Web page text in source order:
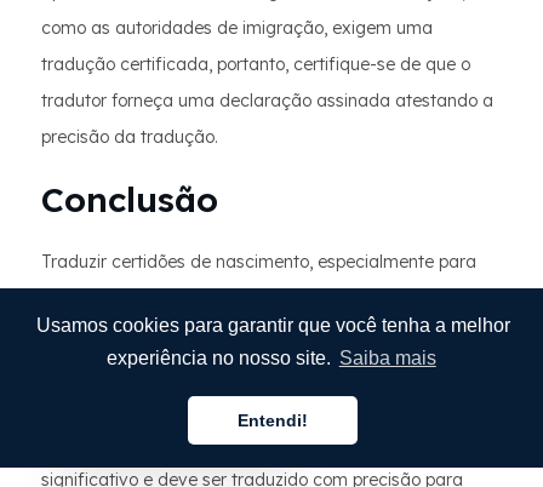
Usamos cookies para garantir que você tenha a melhor
experiência no nosso site. Saiba mais
Entendi!
como as autoridades de imigração, exigem uma
tradução certificada, portanto, certifique-se de que o
tradutor forneça uma declaração assinada atestando a
precisão da tradução.
Conclusão
Traduzir certidões de nascimento, especialmente para
A precisão dos nomes, datas, locais e terminologia legal
é fundamental, pois mesmo o menor erro pode levar a
atrasos ou rejeições no processo de imigração. Cada
detalhe em uma certidão de nascimento tem um peso
significativo e deve ser traduzido com precisão para
Português